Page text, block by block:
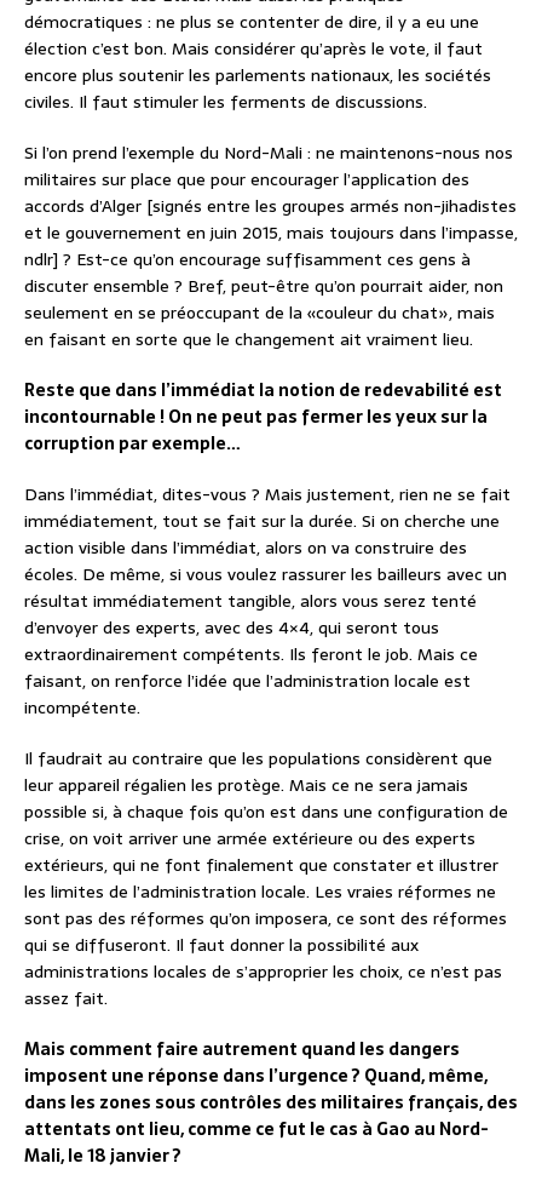
démocratiques : ne plus se contenter de dire, il y a eu une
élection c’est bon. Mais considérer qu’après le vote, il faut
encore plus soutenir les parlements nationaux, les sociétés
civiles. Il faut stimuler les ferments de discussions.
Si l’on prend l’exemple du Nord-Mali : ne maintenons-nous nos
militaires sur place que pour encourager l’application des
accords d’Alger [signés entre les groupes armés non-jihadistes
et le gouvernement en juin 2015, mais toujours dans l’impasse,
ndlr] ? Est-ce qu’on encourage suffisamment ces gens à
discuter ensemble ? Bref, peut-être qu’on pourrait aider, non
seulement en se préoccupant de la «couleur du chat», mais
en faisant en sorte que le changement ait vraiment lieu.
Reste que dans l’immédiat la notion de redevabilité est
incontournable ! On ne peut pas fermer les yeux sur la
corruption par exemple…
Dans l’immédiat, dites-vous ? Mais justement, rien ne se fait
immédiatement, tout se fait sur la durée. Si on cherche une
action visible dans l’immédiat, alors on va construire des
écoles. De même, si vous voulez rassurer les bailleurs avec un
résultat immédiatement tangible, alors vous serez tenté
d’envoyer des experts, avec des 4×4, qui seront tous
extraordinairement compétents. Ils feront le job. Mais ce
faisant, on renforce l’idée que l’administration locale est
incompétente.
Il faudrait au contraire que les populations considèrent que
leur appareil régalien les protège. Mais ce ne sera jamais
possible si, à chaque fois qu’on est dans une configuration de
crise, on voit arriver une armée extérieure ou des experts
extérieurs, qui ne font finalement que constater et illustrer
les limites de l’administration locale. Les vraies réformes ne
sont pas des réformes qu’on imposera, ce sont des réformes
qui se diffuseront. Il faut donner la possibilité aux
administrations locales de s’approprier les choix, ce n’est pas
assez fait.
Mais comment faire autrement quand les dangers
imposent une réponse dans l’urgence ? Quand, même,
dans les zones sous contrôles des militaires français, des
attentats ont lieu, comme ce fut le cas à Gao au Nord-
Mali, le 18 janvier ?